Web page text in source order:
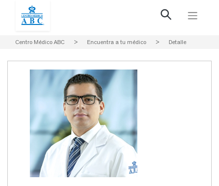
Centro Médico ABC > Encuentra a tu médico > Detalle